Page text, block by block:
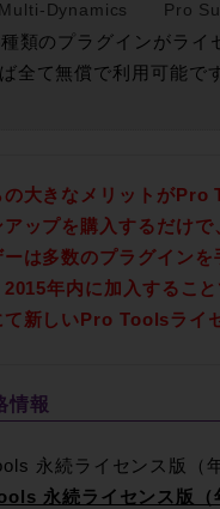
Dynamics
Pro
類のプラグインがライ
全て無償で利用可能で
の大きなメリットがPro
アップを購入するだけ
ーは多数のプラグイン
2015年内に加入するこ
て新しいPro Toolsライ
情報
永続ライセンス版
永続ライセンス版（